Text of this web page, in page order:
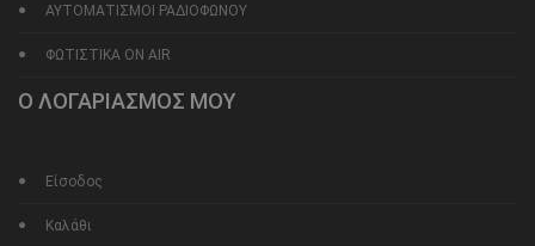
ΑΥΤΟΜΑΤΙΣΜΟΙ ΡΑΔΙΟΦΩΝΟΥ
ΦΩΤΙΣΤΙΚΑ ON AIR
Ο ΛΟΓΑΡΙΑΣΜΟΣ ΜΟΥ
Είσοδος
Καλάθι